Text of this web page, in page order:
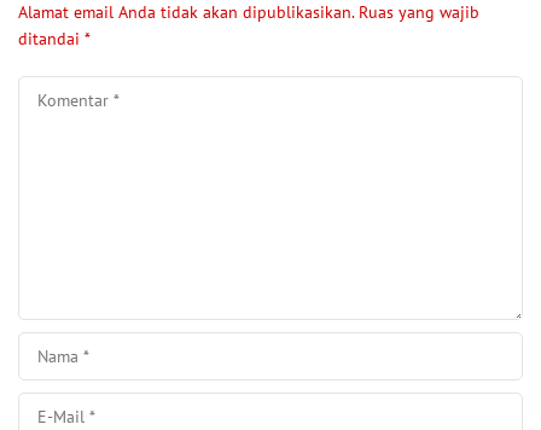
Alamat email Anda tidak akan dipublikasikan. Ruas yang wajib
ditandai *